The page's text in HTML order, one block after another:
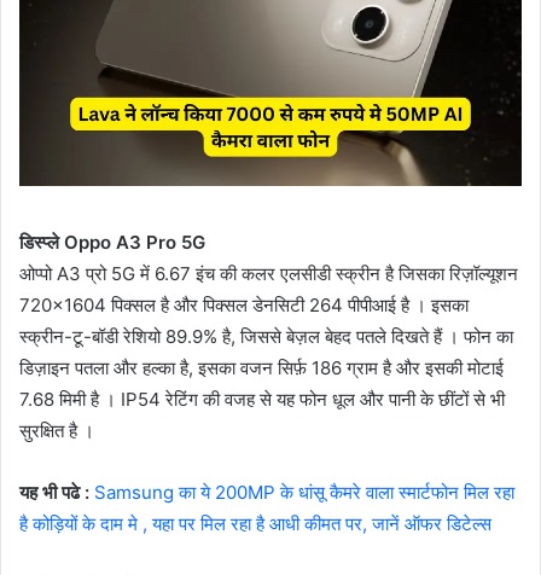
डिस्प्ले Oppo A3 Pro 5G
ओप्पो A3 प्रो 5G में 6.67 इंच की कलर एलसीडी स्क्रीन है जिसका रिज़ॉल्यूशन
720×1604 पिक्सल है और पिक्सल डेनसिटी 264 पीपीआई है । इसका
स्क्रीन-टू-बॉडी रेशियो 89.9% है, जिससे बेज़ल बेहद पतले दिखते हैं । फोन का
डिज़ाइन पतला और हल्का है, इसका वजन सिर्फ़ 186 ग्राम है और इसकी मोटाई
7.68 मिमी है । IP54 रेटिंग की वजह से यह फोन धूल और पानी के छींटों से भी
सुरक्षित है ।
यह भी पढे : Samsung का ये 200MP के धांसू कैमरे वाला स्मार्टफोन मिल रहा
है कोड़ियों के दाम मे , यहा पर मिल रहा है आधी कीमत पर, जानें ऑफर डिटेल्स